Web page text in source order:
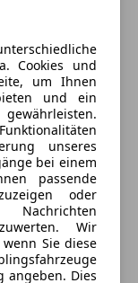
Cookies und
um Ihnen
und ein
unseres
bei einem
passende
oder
Wir
Sie diese
angeben. Dies